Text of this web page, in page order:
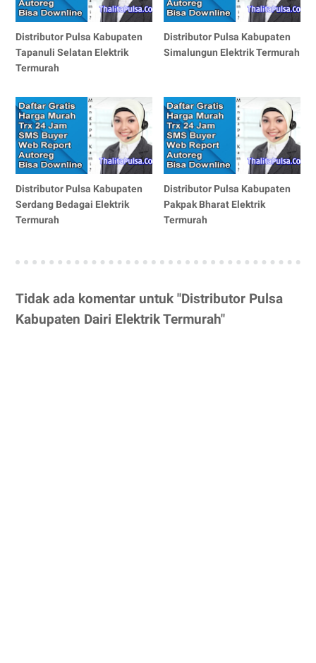
Distributor Pulsa Kabupaten
Tapanuli Selatan Elektrik
Termurah
Distributor Pulsa Kabupaten
Simalungun Elektrik Termurah
Distributor Pulsa Kabupaten
Serdang Bedagai Elektrik
Termurah
Distributor Pulsa Kabupaten
Pakpak Bharat Elektrik
Termurah
Tidak ada komentar untuk "Distributor Pulsa
Kabupaten Dairi Elektrik Termurah"